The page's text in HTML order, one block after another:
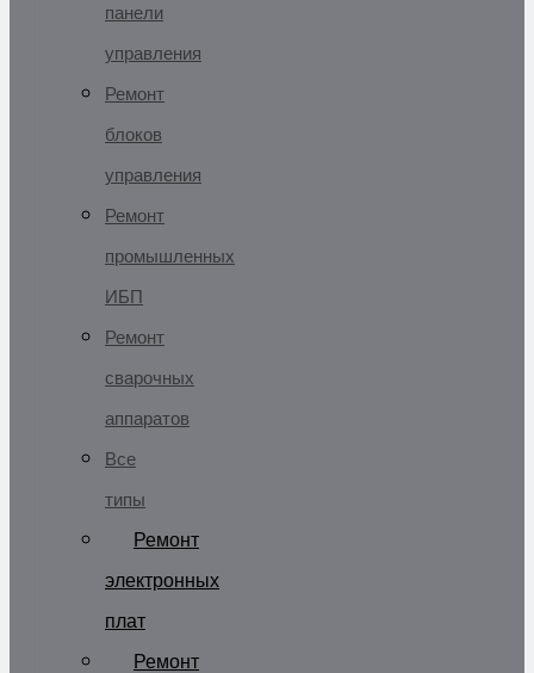
панели
управления
Ремонт
блоков
управления
Ремонт
промышленных
ИБП
Ремонт
сварочных
аппаратов
Все
типы
Ремонт
электронных
плат
Ремонт